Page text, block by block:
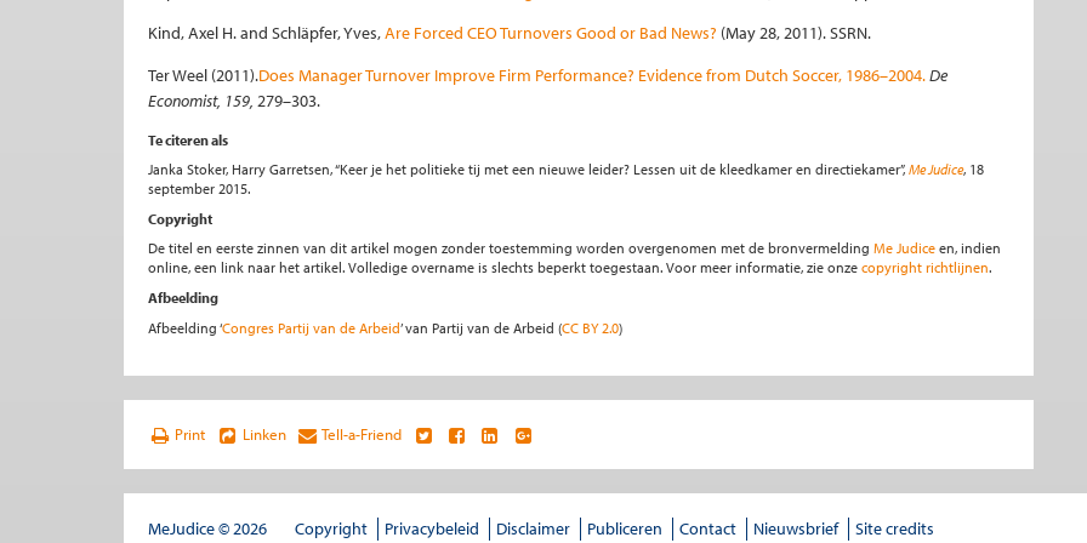
Kind, Axel H. and Schläpfer, Yves,Are Forced CEO Turnovers Good or Bad News? (May 28, 2011). SSRN.
Ter Weel (2011).Does Manager Turnover Improve Firm Performance? Evidence from Dutch Soccer, 1986–2004.De
Economist, 159, 279–303.
Te citeren als
Janka Stoker, Harry Garretsen, “Keer je het politieke tij met een nieuwe leider? Lessen uit de kleedkamer en directiekamer”, Me Judice, 18
september 2015.
Copyright
De titel en eerste zinnen van dit artikel mogen zonder toestemming worden overgenomen met de bronvermelding Me Judice en, indien
online, een link naar het artikel. Volledige overname is slechts beperkt toegestaan. Voor meer informatie, zie onze copyright richtlijnen.
Afbeelding
Afbeelding ‘Congres Partij van de Arbeid’ van Partij van de Arbeid (CC BY 2.0)
Print Linken Tell-a-Friend
MeJudice © 2026 Copyright Privacybeleid Disclaimer Publiceren Contact Nieuwsbrief Site credits